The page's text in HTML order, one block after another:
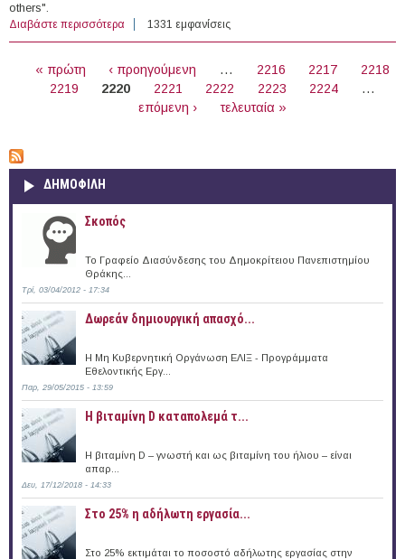
others".
Διαβάστε περισσότερα για Elphinstone PhD Scholarships, University of
Aberdeen, UK (2017)
1331 εμφανίσεις
« πρώτη ‹ προηγούμενη … 2216 2217
2218
2219
2220 2221 2222 2223 2224
…
επόμενη ›
τελευταία »
ΔΗΜΟΦΙΛΗ
Σκοπός
Το Γραφείο Διασύνδεσης του Δημοκρίτειου Πανεπιστημίου
Θράκης...
Τρί, 03/04/2012 - 17:34
Δωρεάν δημιουργική απασχό...
Η Μη Κυβερνητική Οργάνωση ΕΛΙΞ - Προγράμματα
Εθελοντικής Εργ...
Παρ, 29/05/2015 - 13:59
Η βιταμίνη D καταπολεμά τ...
Η βιταμίνη D – γνωστή και ως βιταμίνη του ήλιου – είναι
απαρ...
Δευ, 17/12/2018 - 14:33
Στο 25% η αδήλωτη εργασία...
Στο 25% εκτιμάται το ποσοστό αδήλωτης εργασίας στην